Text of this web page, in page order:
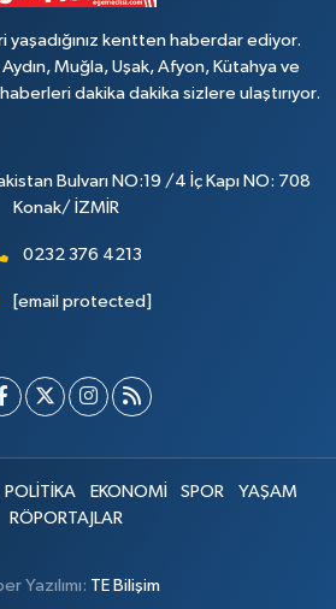
yaşadığınız kentten haberdar ediyor.
Muğla, Uşak, Afyon, Kütahya ve
dakika dakika sizlere ulaştırıyor.
Bulvarı NO:19 /4 İç Kapı NO: 708
Konak/ İZMİR
0232 376 4213
[email protected]
POLİTİKA EKONOMİ SPOR
YAŞAM
RÖPORTAJLAR
Yazılımı: TE Bilişim